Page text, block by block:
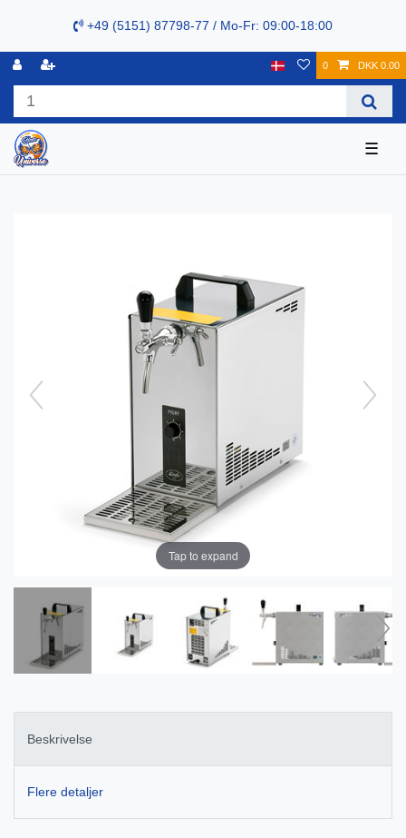
+49 (5151) 87798-77 / Mo-Fr: 09:00-18:00
0 DKK 0.00
☰
Tap to expand
Beskrivelse
Flere detaljer